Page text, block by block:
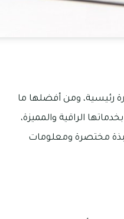
رئيسية، ومن أفضلها ما
الراقية والمميزة،
مختصرة ومعلومات